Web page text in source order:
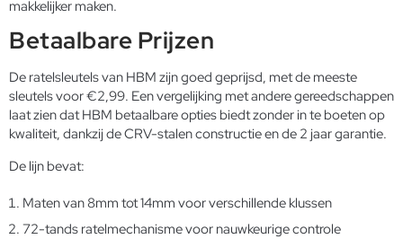
makkelijker maken.
Betaalbare Prijzen
De ratelsleutels van HBM zijn goed geprijsd, met de meeste
sleutels voor €2,99. Een vergelijking met andere gereedschappen
laat zien dat HBM betaalbare opties biedt zonder in te boeten op
kwaliteit, dankzij de CRV-stalen constructie en de 2 jaar garantie.
De lijn bevat:
Maten van 8mm tot 14mm voor verschillende klussen
72-tands ratelmechanisme voor nauwkeurige controle